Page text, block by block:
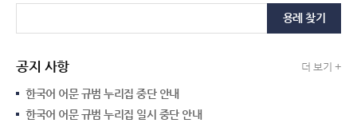
용례 찾기
공지 사항 더 보기 +
한국어 어문 규범 누리집 중단 안내
한국어 어문 규범 누리집 일시 중단 안내